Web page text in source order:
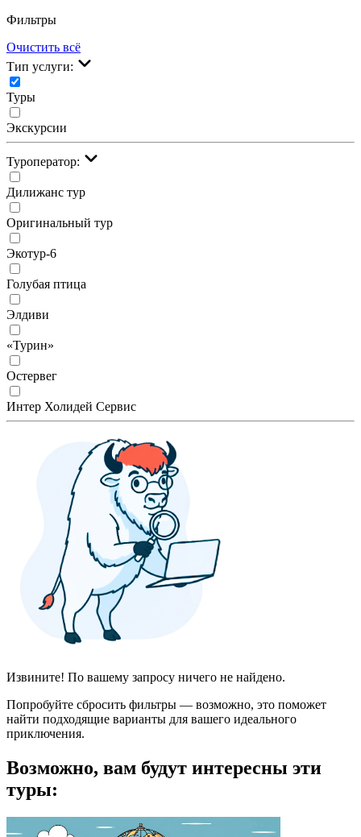
Фильтры
Очистить всё
Тип услуги:
Туры
Экскурсии
Туроператор:
Дилижанс тур
Оригинальный тур
Экотур-6
Голубая птица
Элдиви
«Турин»
Остервег
Интер Холидей Сервис
Извините! По вашему запросу ничего не найдено.
Попробуйте сбросить фильтры — возможно, это поможет
найти подходящие варианты для вашего идеального
приключения.
Возможно, вам будут интересны эти
туры: